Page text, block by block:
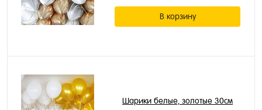
В корзину
Шарики белые, золотые 30см